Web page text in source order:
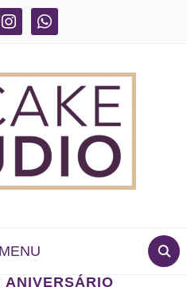
instagram whatsapp
MENU
ANIVERSÁRIO